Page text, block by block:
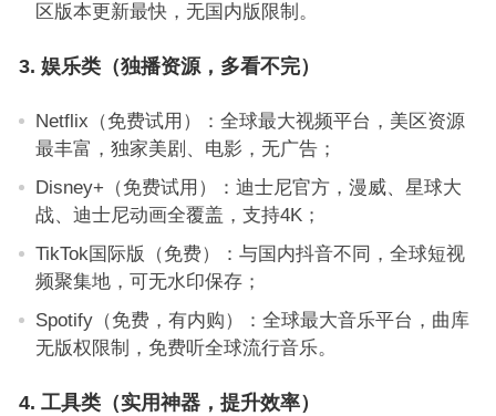
区版本更新最快，无国内版限制。
3. 娱乐类（独播资源，多看不完）
Netflix（免费试用）：全球最大视频平台，美区资源
最丰富，独家美剧、电影，无广告；
Disney+（免费试用）：迪士尼官方，漫威、星球大
战、迪士尼动画全覆盖，支持4K；
TikTok国际版（免费）：与国内抖音不同，全球短视
频聚集地，可无水印保存；
Spotify（免费，有内购）：全球最大音乐平台，曲库
无版权限制，免费听全球流行音乐。
4. 工具类（实用神器，提升效率）